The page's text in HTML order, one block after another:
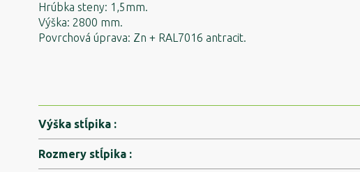
Hrúbka steny: 1,5mm.
Výška: 2800 mm.
Povrchová úprava: Zn + RAL7016 antracit.
Výška stĺpika :
Rozmery stĺpika :